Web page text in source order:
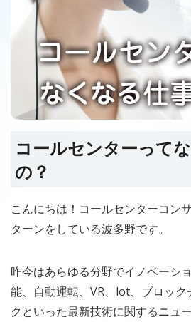
コールセンターって
の？
こんにちは！コールセンターコン
ターンをしている波多野です。
昨今はあらゆる分野でイノベーシ
能、自動運転、VR、lot、ブロック
クといった最新技術に関するニュ